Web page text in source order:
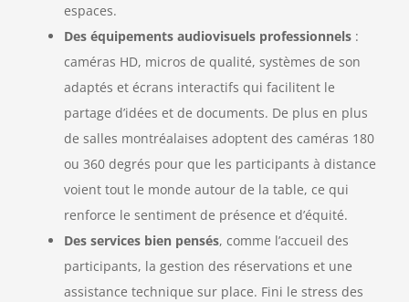
espaces.
Des équipements audiovisuels professionnels :
caméras HD, micros de qualité, systèmes de son
adaptés et écrans interactifs qui facilitent le
partage d’idées et de documents. De plus en plus
de salles montréalaises adoptent des caméras 180
ou 360 degrés pour que les participants à distance
voient tout le monde autour de la table, ce qui
renforce le sentiment de présence et d’équité.
Des services bien pensés, comme l’accueil des
participants, la gestion des réservations et une
assistance technique sur place. Fini le stress des